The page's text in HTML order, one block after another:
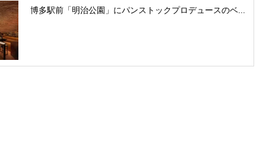
博多駅前「明治公園」にパンストックプロデュースのベ...